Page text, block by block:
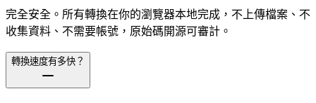
完全安全。所有轉換在你的瀏覽器本地完成，不上傳檔案、不
收集資料、不需要帳號，原始碼開源可審計。
轉換速度有多快？